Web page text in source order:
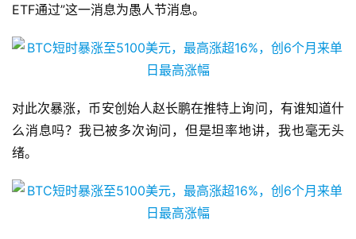
ETF通过”这一消息为愚人节消息。
对此次暴涨，币安创始人赵长鹏在推特上询问，有谁知道什
么消息吗？我已被多次询问，但是坦率地讲，我也毫无头
绪。